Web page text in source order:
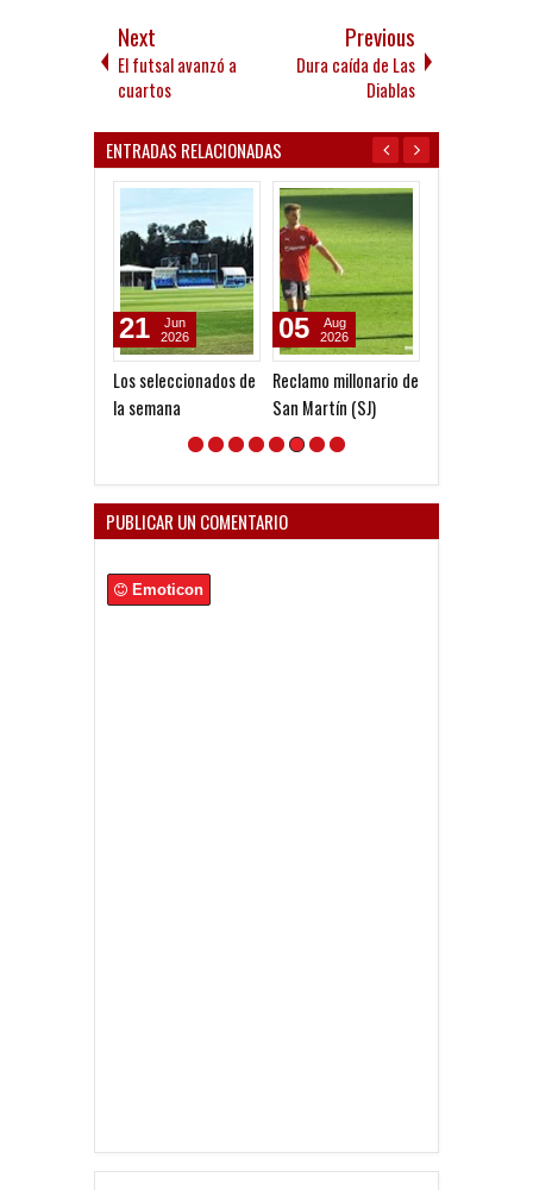
Next
El futsal avanzó a
cuartos
Previous
Dura caída de Las
Diablas
ENTRADAS RELACIONADAS
Los seleccionados de
la semana
21
Jun
2026
Reclamo millonario de
San Martín (SJ)
05
Aug
2026
PUBLICAR UN COMENTARIO
Emoticon